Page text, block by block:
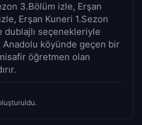
3.Bölüm izle, Erşan
Erşan Kuneri 1.Sezon
dublajlı seçenekleriyle
köyünde geçen bir
öğretmen olan